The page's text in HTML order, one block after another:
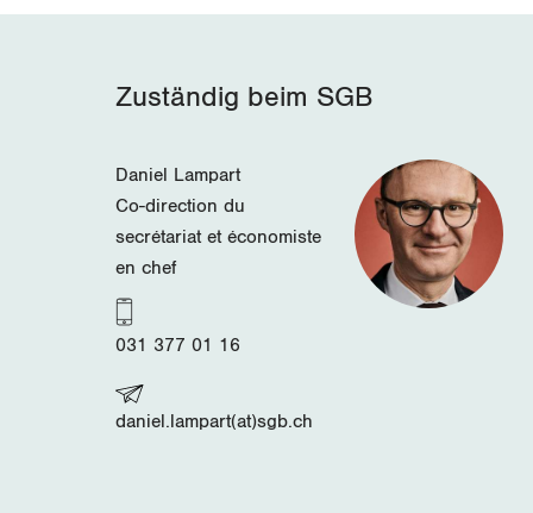
Zuständig beim SGB
Daniel Lampart
Co-direction du
secrétariat et économiste
en chef
031 377 01 16
daniel.lampart(at)sgb.ch